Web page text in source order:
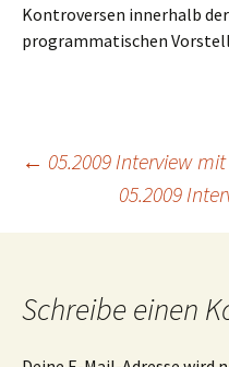
Kontroversen innerhalb
programmatischen
← 05.2009 Interview
05.2009
Schreibe einen